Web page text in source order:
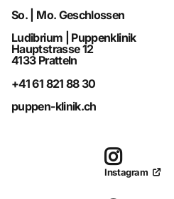
So. | Mo. Geschlossen
Ludibrium | Puppenklinik
Hauptstrasse 12
4133 Pratteln
+41 61 821 88 30
puppen-klinik.ch
Instagram